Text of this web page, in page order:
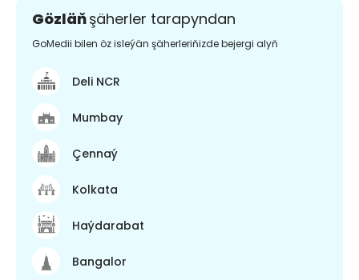
Gözläňşäherler tarapyndan
GoMedii bilen öz isleýän şäherleriňizde bejergi alyň
Deli NCR
Mumbay
Çennaý
Kolkata
Haýdarabat
Bangalor